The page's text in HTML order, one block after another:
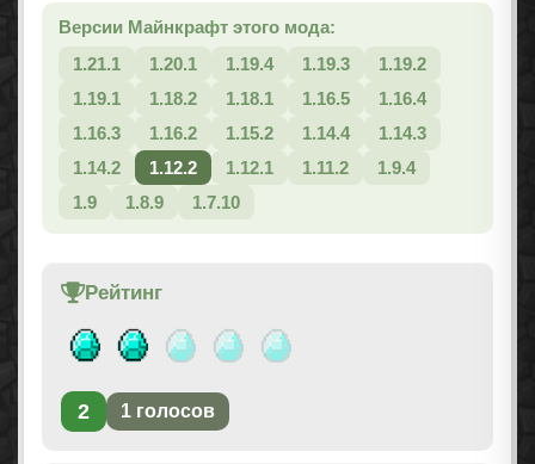
Версии Майнкрафт этого мода:
1.21.1
1.20.1 1.19.4 1.19.3
1.19.2
1.19.1
1.18.2 1.18.1 1.16.5
1.16.4
1.16.3
1.16.2 1.15.2 1.14.4
1.14.3
1.14.2
1.12.2 1.12.1 1.11.2
1.9.4
1.9
1.8.9 1.7.10
Рейтинг
2 1 голосов